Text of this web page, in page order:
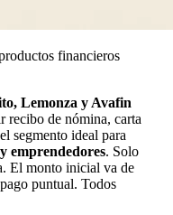
financieros
Lemonza y Avafin
recibo de nómina, carta
segmento ideal para
emprendedores. Solo
El monto inicial va de
puntual. Todos